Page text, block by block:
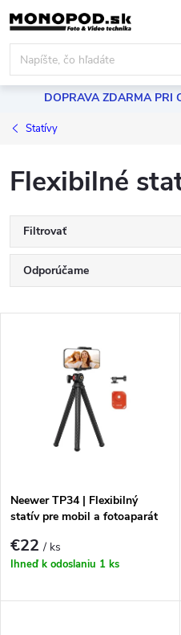
Prejsť
na
obsah
DOPRAVA ZDARMA PRI
Statívy
Flexibilné
Filtrovať
R
a
e
p
r
Odporúčame
Najpredávanejšie
Abecedne
s
p
r
o
Neewer TP34 | Flexibilný
statív pre mobil a fotoaparát
€22/ ks
Ihneď k odoslaniu 1 ks